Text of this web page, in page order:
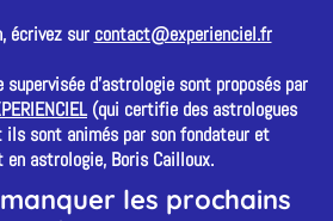
écrivez sur contact@experienciel.fr
d'astrologie sont proposés par
(qui certifie des astrologues
ils sont animés par son fondateur et
en astrologie, Boris Cailloux.
les prochains